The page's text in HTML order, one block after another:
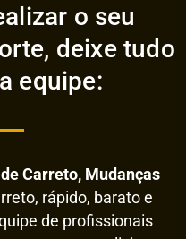
o seu
deixe tudo
equipe:
Carreto, Mudanças
rápido, barato e
de profissionais